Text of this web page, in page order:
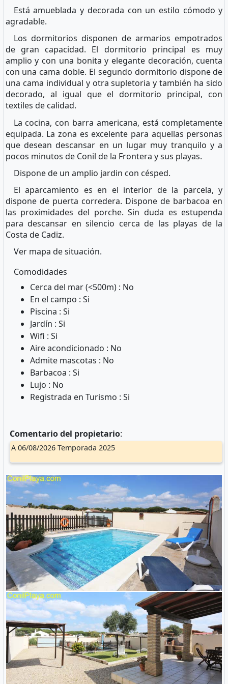
Está amueblada y decorada con un estilo cómodo y
agradable.
Los dormitorios disponen de armarios empotrados
de gran capacidad. El dormitorio principal es muy
amplio y con una bonita y elegante decoración, cuenta
con una cama doble. El segundo dormitorio dispone de
una cama individual y otra supletoria y también ha sido
decorado, al igual que el dormitorio principal, con
textiles de calidad.
La cocina, con barra americana, está completamente
equipada. La zona es excelente para aquellas personas
que desean descansar en un lugar muy tranquilo y a
pocos minutos de Conil de la Frontera y sus playas.
Dispone de un amplio jardin con césped.
El aparcamiento es en el interior de la parcela, y
dispone de puerta corredera. Dispone de barbacoa en
las proximidades del porche. Sin duda es estupenda
para descansar en silencio cerca de las playas de la
Costa de Cadiz.
Ver mapa de situación.
Comodidades
Cerca del mar (<500m) : No
En el campo : Si
Piscina : Si
Jardín : Si
Wifi : Si
Aire acondicionado : No
Admite mascotas : No
Barbacoa : Si
Lujo : No
Registrada en Turismo : Si
Comentario del propietario:
A 06/08/2026 Temporada 2025